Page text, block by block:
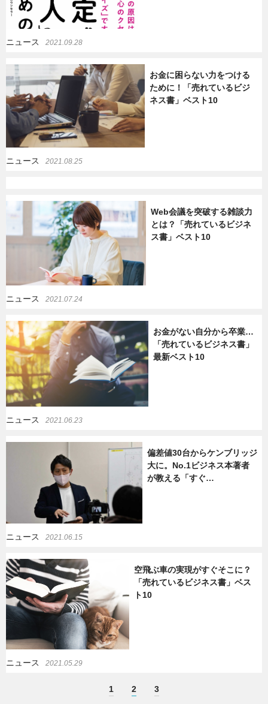
ニュース 2021.09.28
お金に困らない力をつける
ために！「売れているビジ
ネス書」ベスト10
ニュース 2021.08.25
Web会議を突破する雑談力
とは？「売れているビジネ
ス書」ベスト10
ニュース 2021.07.24
お金がない自分から卒業…
「売れているビジネス書」
最新ベスト10
ニュース 2021.06.23
偏差値30台からケンブリッジ
大に。No.1ビジネス本著者
が教える「すぐ…
ニュース 2021.06.15
空飛ぶ車の実現がすぐそこに？
「売れているビジネス書」ベス
ト10
ニュース 2021.05.29
1 2 3